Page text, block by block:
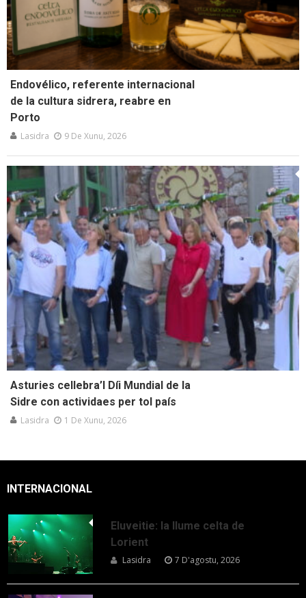
Endovélico, referente internacional
de la cultura sidrera, reabre en
Porto
Lasidra 9 De Xunu, 2026
Asturies cellebra’l Díi Mundial de la
Sidre con actividaes per tol país
Lasidra 1 De Xunu, 2026
INTERNACIONAL
Eluveitie: la llume celta de
Lorient
Lasidra 7 D'agostu, 2026